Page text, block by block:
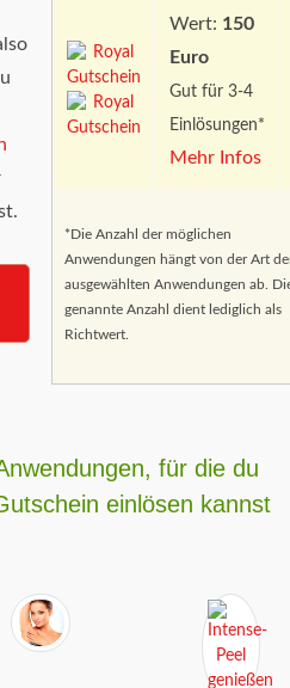
Wert: 150
Euro
Gut für 3-4
Einlösungen*
Mehr Infos
*Die Anzahl der möglichen
Anwendungen hängt von der Art
ausgewählten Anwendungen ab.
genannte Anzahl dient lediglich als
Richtwert.
für die du
einlösen kannst